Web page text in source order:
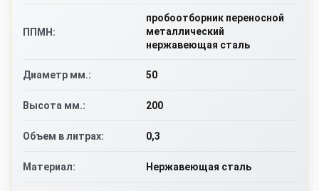
ППМН:
пробоотборник переносной
металлический
нержавеющая сталь
Диаметр мм.: 50
Высота мм.: 200
Объем в литрах: 0,3
Материал: Нержавеющая сталь